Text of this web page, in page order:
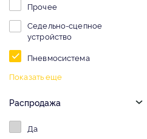
Прочее
Седельно-сцепное
устройство
Пневмосистема
Показать еще
Распродажа
Да